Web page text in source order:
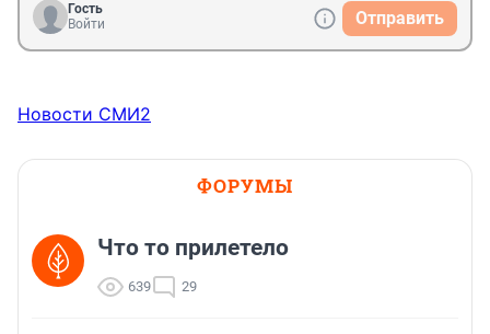
Гость
Войти
Отправить
Новости СМИ2
ФОРУМЫ
Что то прилетело
639 29